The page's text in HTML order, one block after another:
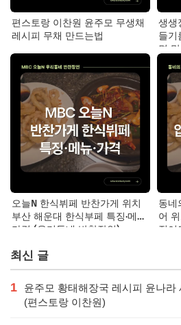
편스토랑 이찬원 윤주모 무생채
레시피 무채 만드는법
생생
들기
면
오늘N 한식뷔페 반찬가게 위치
부산 해운대 한식부페 특징·메뉴·
가격 (우리동네 반찬장인)
동네
어
징어
최신 글
1
윤주모 황태해장국 레시피 윤나라
(편스토랑 이찬원)